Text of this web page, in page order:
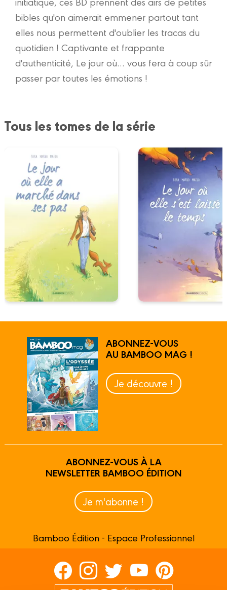
bibles qu'on aimerait emmener partout tant
elles nous permettent d'oublier les tracas du
quotidien ! Captivante et frappante
d'authenticité, Le jour où… vous fera à coup sûr
passer par toutes les émotions !
Tous les tomes de la série
ABONNEZ-VOUS
AU BAMBOO MAG !
Je découvre !
ABONNEZ-VOUS À LA
NEWSLETTER BAMBOO ÉDITION
Je m'abonne !
Bamboo Édition - Espace Professionnel